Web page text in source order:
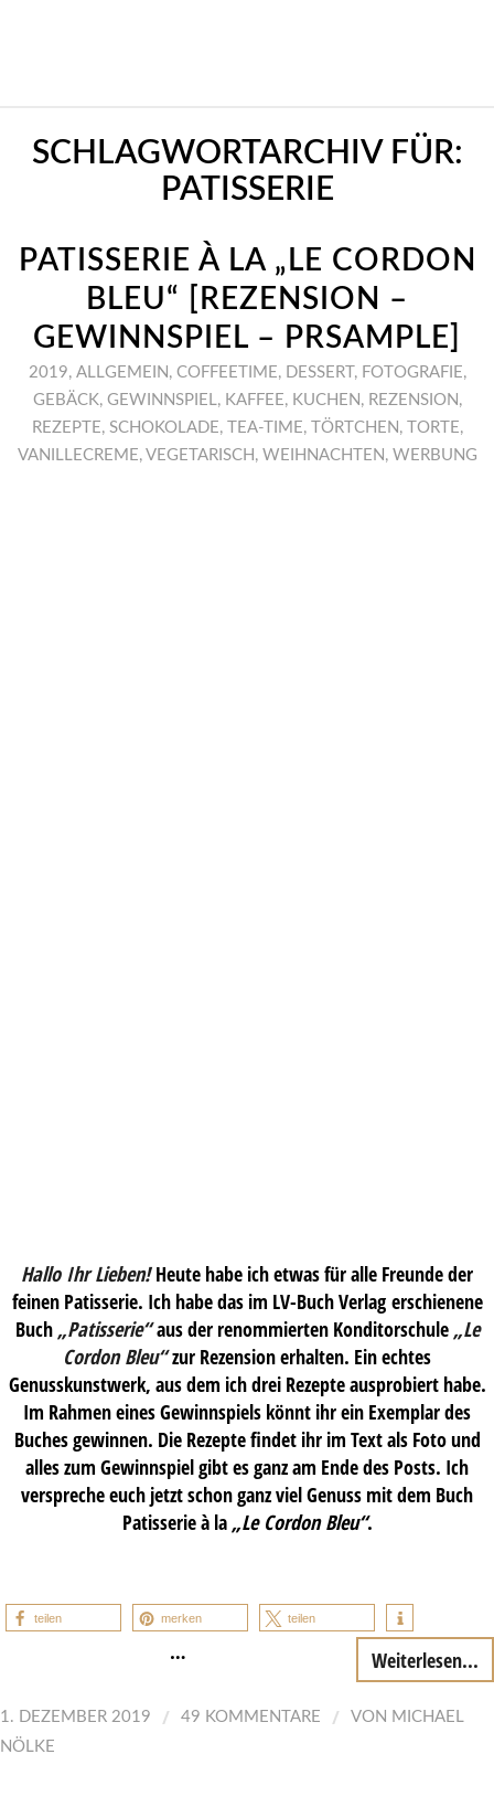
SCHLAGWORTARCHIV FÜR:
PATISSERIE
PATISSERIE À LA „LE CORDON
BLEU“ [REZENSION –
GEWINNSPIEL – PRSAMPLE]
2019, ALLGEMEIN , COFFEETIME, DESSERT , FOTOGRAFIE,
GEBÄCK, GEWINNSPIEL, KAFFEE, KUCHEN , REZENSION ,
REZEPTE, SCHOKOLADE, TEA-TIME, TÖRTCHEN , TORTE,
VANILLECREME, VEGETARISCH , WEIHNACHTEN , WERBUNG
Hallo Ihr Lieben!Heute habe ich etwas für alle Freunde der
feinen Patisserie. Ich habe das im LV-Buch Verlag erschienene
Buch „Patisserie“aus der renommierten Konditorschule „Le
Cordon Bleu“zur Rezension erhalten. Ein echtes
Genusskunstwerk, aus dem ich drei Rezepte ausprobiert habe.
Im Rahmen eines Gewinnspiels könnt ihr ein Exemplar des
Buches gewinnen. Die Rezepte findet ihr im Text als Foto und
alles zum Gewinnspiel gibt es ganz am Ende des Posts. Ich
verspreche euch jetzt schon ganz viel Genuss mit dem Buch
Patisserie à la „Le Cordon Bleu“.
teilen merken teilen
… Weiterlesen...
1. DEZEMBER 2019 / 49 KOMMENTARE / VON MICHAEL
NÖLKE